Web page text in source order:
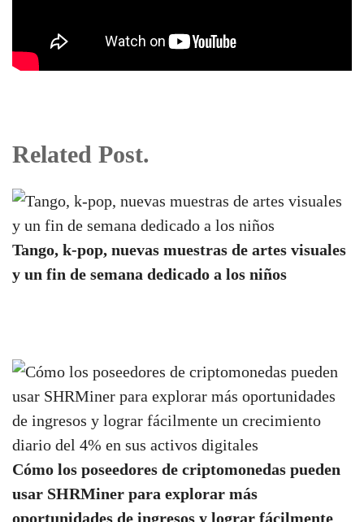
Related Post.
Tango, k-pop, nuevas muestras de artes visuales
y un fin de semana dedicado a los niños
Cómo los poseedores de criptomonedas pueden
usar SHRMiner para explorar más
oportunidades de ingresos y lograr fácilmente